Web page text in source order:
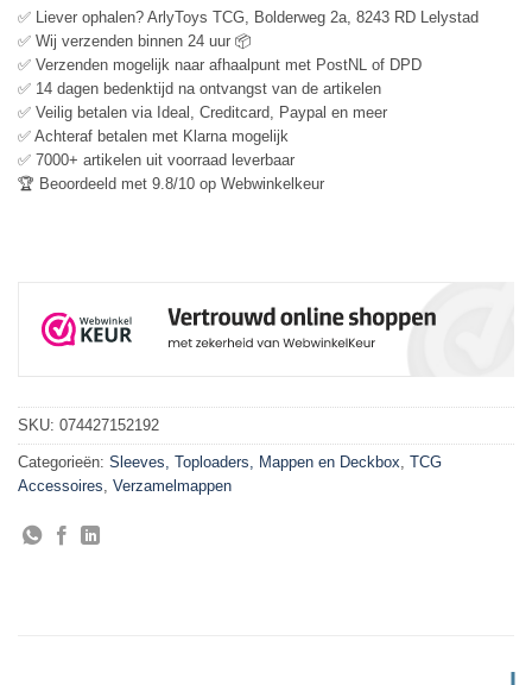
✅ Liever ophalen? ArlyToys TCG, Bolderweg 2a, 8243 RD Lelystad
✅ Wij verzenden binnen 24 uur 📦
✅ Verzenden mogelijk naar afhaalpunt met PostNL of DPD
✅ 14 dagen bedenktijd na ontvangst van de artikelen
✅ Veilig betalen via Ideal, Creditcard, Paypal en meer
✅ Achteraf betalen met Klarna mogelijk
✅ 7000+ artikelen uit voorraad leverbaar
🏆 Beoordeeld met 9.8/10 op Webwinkelkeur
SKU: 074427152192
Categorieën: Sleeves, Toploaders, Mappen en Deckbox, TCG
Accessoires, Verzamelmappen